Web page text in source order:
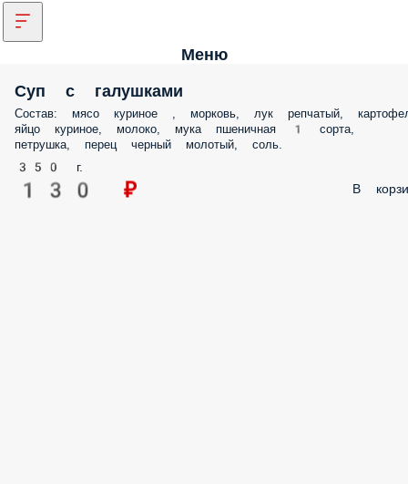
Меню
Суп с галушками
Состав: мясо куриное , морковь, лук репчатый,
яйцо куриное, молоко, мука пшеничная 1 сорта,
петрушка, перец черный молотый, соль.
350 г.
130 ₽ В